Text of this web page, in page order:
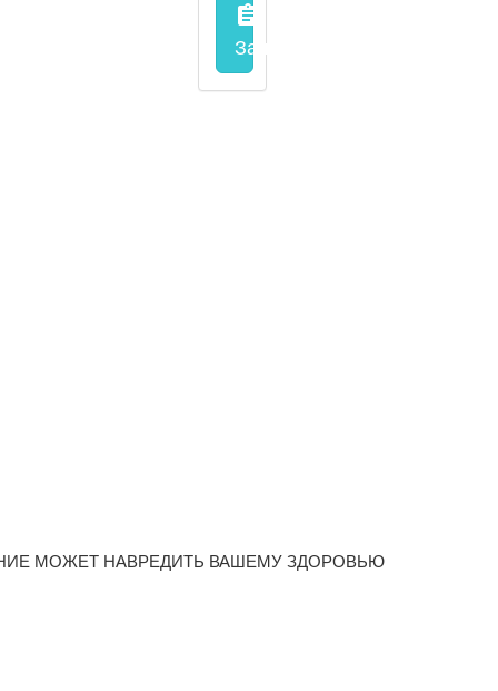
assignment
Запись на прием
МОЖЕТ НАВРЕДИТЬ ВАШЕМУ ЗДОРОВЬЮ